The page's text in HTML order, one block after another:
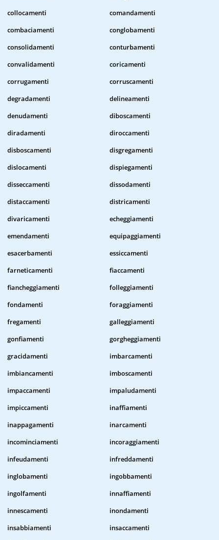
collocamenti
comandamenti
combaciamenti
conglobamenti
consolidamenti
conturbamenti
convalidamenti
coricamenti
corrugamenti
corruscamenti
degradamenti
delineamenti
denudamenti
diboscamenti
diradamenti
diroccamenti
disboscamenti
disgregamenti
dislocamenti
dispiegamenti
disseccamenti
dissodamenti
distaccamenti
districamenti
divaricamenti
echeggiamenti
emendamenti
equipaggiamenti
esacerbamenti
essiccamenti
farneticamenti
fiaccamenti
fiancheggiamenti
folleggiamenti
fondamenti
foraggiamenti
fregamenti
galleggiamenti
gonfiamenti
gorgheggiamenti
gracidamenti
imbarcamenti
imbiancamenti
imboscamenti
impaccamenti
impaludamenti
impiccamenti
inaffiamenti
inappagamenti
inarcamenti
incominciamenti
incoraggiamenti
infeudamenti
infreddamenti
inglobamenti
ingobbamenti
ingolfamenti
innaffiamenti
innescamenti
inondamenti
insabbiamenti
insaccamenti